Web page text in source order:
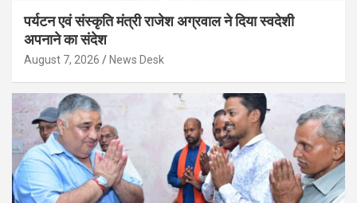
पर्यटन एवं संस्कृति मंत्री राजेश अग्रवाल ने दिया स्वदेशी
अपनाने का संदेश
August 7, 2026 News Desk